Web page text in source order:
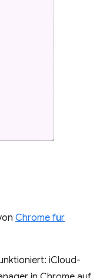
Chrome für
iCloud-